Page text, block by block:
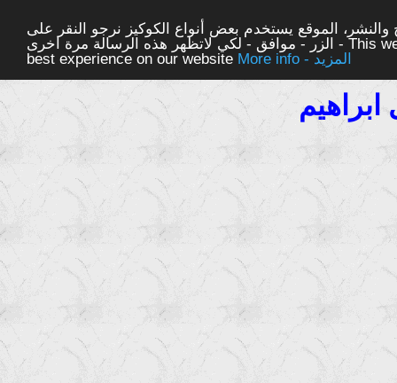
الموقع يستخدم بعض أنواع الكوكيز نرجو النقر على
الزر - موافق - لكي لاتظهر هذه الرسالة مرة اخرى - This website uses cookies to ensure you get the
best experience on our website
More info - المزيد
ابراهيم